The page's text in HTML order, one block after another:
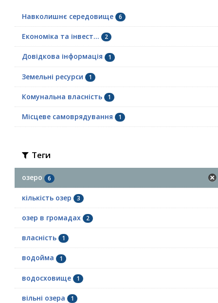
Навколишнє середовище 6
Економіка та інвест... 2
Довідкова інформація 1
Земельні ресурси 1
Комунальна власність 1
Місцеве самоврядування 1
Теги
озеро 6
кількість озер 3
озер в громадах 2
власність 1
водойма 1
водосховище 1
вільні озера 1